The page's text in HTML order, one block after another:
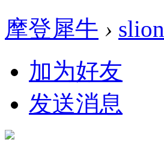
摩登犀牛 › slion
加为好友
发送消息